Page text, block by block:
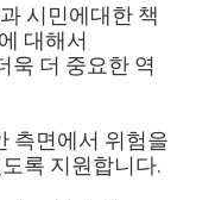
시민에대한 책
대해서
욱 더 중요한 역
측면에서 위험을
록 지원합니다.